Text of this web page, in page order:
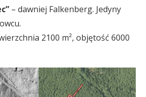
– dawniej Falkenberg. Jedyny
2100 m², objętość 6000